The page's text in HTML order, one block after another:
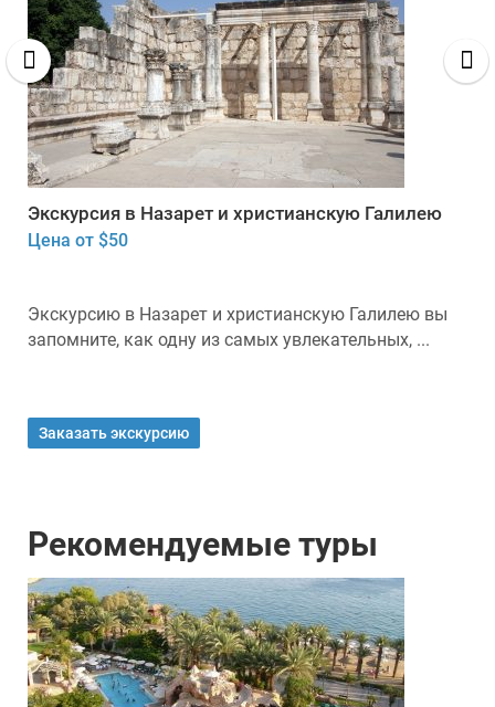
Экскурсия в Назарет и христианскую Галилею
Цена от $50
Экскурсию в Назарет и христианскую Галилею вы
запомните, как одну из самых увлекательных, ...
Заказать экскурсию
Рекомендуемые туры